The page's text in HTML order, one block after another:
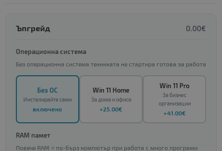
Ъпгрейд 0.00€
Операционна система
Без операционна система техниката не стартира готова за работа
Без ОС
Инсталирайте сами
включено
Win 11 Home
За дома и офиса
+25.00€
Win 11 Pro
За бизнес
организации
+41.00€
RAM памет
Повече RAM = по-бърз компютър при работа с много програми